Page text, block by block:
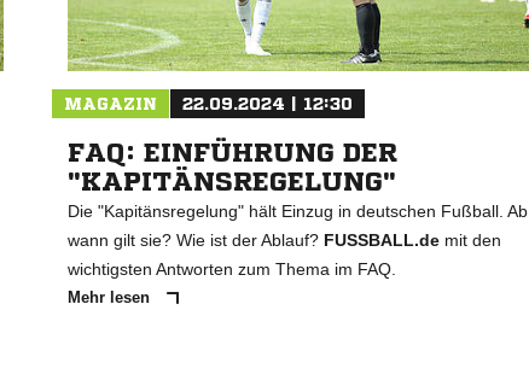
MAGAZIN 22.09.2024 | 12:30
FAQ: EINFÜHRUNG DER
"KAPITÄNSREGELUNG"
Die "Kapitänsregelung" hält Einzug in deutschen Fußball. Ab
wann gilt sie? Wie ist der Ablauf? FUSSBALL.demit den
wichtigsten Antworten zum Thema im FAQ.
Mehr lesen